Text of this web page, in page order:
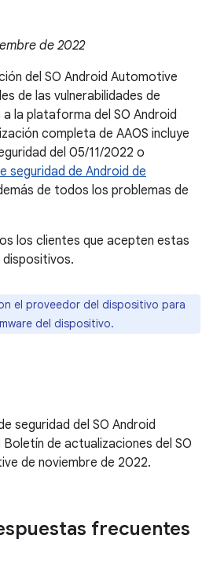
de 2022
del SO Android Automotive
de las vulnerabilidades de
la plataforma del SO Android
completa de AAOS incluye
del 05/11/2022 o
seguridad de Android de
de todos los problemas de
los clientes que acepten estas
dispositivos.
el proveedor del dispositivo para
del dispositivo.
seguridad del SO Android
de actualizaciones del SO
de noviembre de 2022.
frecuentes